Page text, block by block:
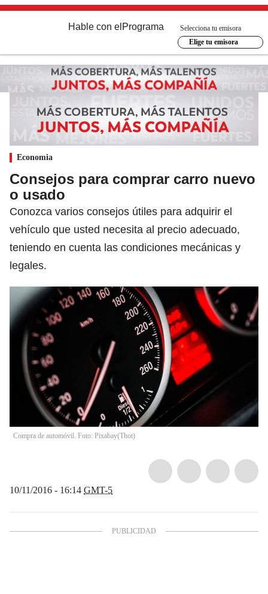
Hable con el Programa
Selecciona tu emisora
Elige tu emisora
Economia
Consejos para comprar carro nuevo
o usado
Conozca varios consejos útiles para adquirir el
vehículo que usted necesita al precio adecuado,
teniendo en cuenta las condiciones mecánicas y
legales.
Compra de automóvil. Foto: Pixabay(Thot)
10/11/2016 - 16:14 GMT-5